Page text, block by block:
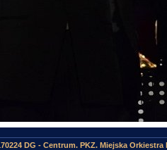
DG - Centrum. PKZ. Miejska